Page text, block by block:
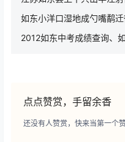
如东小洋口湿地成勺嘴鹬
2012如东中考成绩查询、
点点赞赏，手留余香
还没有人赞赏，快来当第一个赞